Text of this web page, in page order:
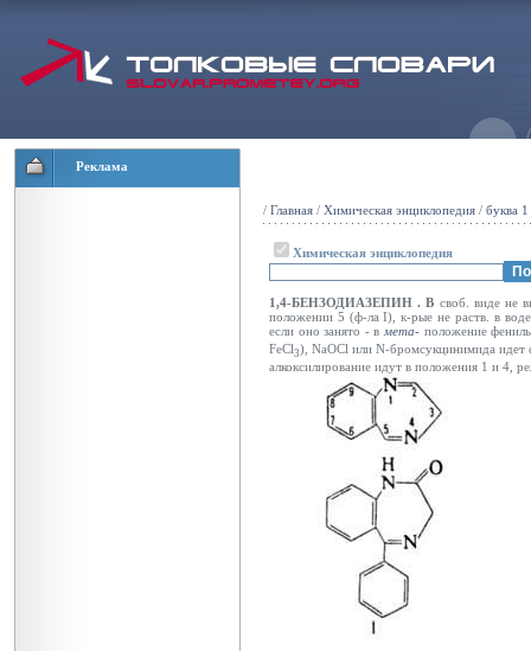
Реклама
/ Главная / Химическая энциклопедия / буква 1
Химическая энциклопедия
1,4-БЕНЗОДИАЗЕПИН . В своб. виде не
положении 5 (ф-ла I), к-рые не раств. в
если оно занято - в мета- положение
FeCl3), NaOCl или N-бромсукцинимида
алкоксилирование идут в положения 1 и 4,